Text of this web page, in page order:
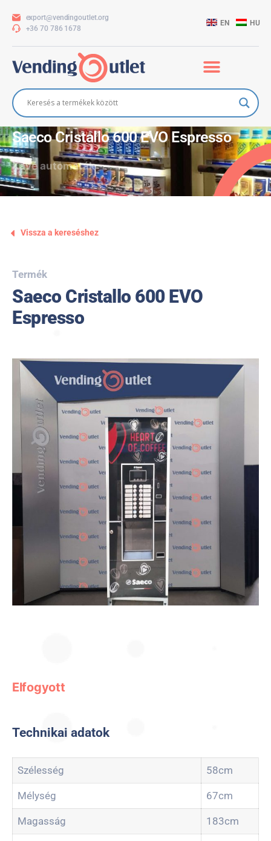
export@vendingoutlet.org
+36 70 786 1678
EN HU
Saeco Cristallo 600 EVO Espresso
Kávé automaták
Vissza a kereséshez
Termék
Saeco Cristallo 600 EVO
Espresso
Elfogyott
Technikai adatok
Szélesség 58cm
Mélység 67cm
Magasság 183cm